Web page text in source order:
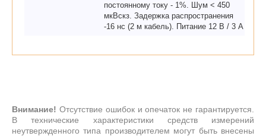
постоянному току - 1%. Шум < 450
мкВскз. Задержка распространения
-16 нс (2 м кабель). Питание 12 В / 3 А
Внимание! Отсутствие ошибок и опечаток не гарантируется.
В технические характеристики средств измерений
неутвержденного типа производителем могут быть внесены